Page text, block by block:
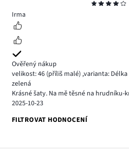
4
Irma
Ověřený nákup
velikost: 46 (příliš malé) ,varianta: Délka
zelená
Krásné šaty. Na mě těsné na hrudníku-
2025-10-23
FILTROVAT HODNOCENÍ